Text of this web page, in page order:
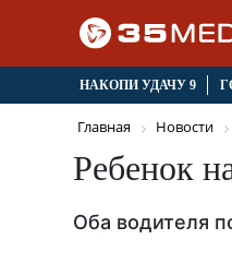
НАКОПИ УДАЧУ 9
Главная Новости
Ребенок
Оба водителя